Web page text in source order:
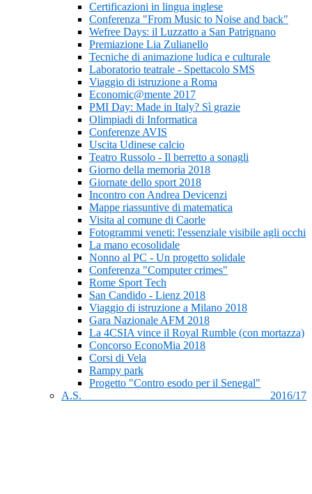
Certificazioni in lingua inglese
Conferenza "From Music to Noise and back"
Wefree Days: il Luzzatto a San Patrignano
Premiazione Lia Zulianello
Tecniche di animazione ludica e culturale
Laboratorio teatrale - Spettacolo SMS
Viaggio di istruzione a Roma
Economic@mente 2017
PMI Day: Made in Italy? Sì grazie
Olimpiadi di Informatica
Conferenze AVIS
Uscita Udinese calcio
Teatro Russolo - Il berretto a sonagli
Giorno della memoria 2018
Giornate dello sport 2018
Incontro con Andrea Devicenzi
Mappe riassuntive di matematica
Visita al comune di Caorle
Fotogrammi veneti: l'essenziale visibile agli occhi
La mano ecosolidale
Nonno al PC - Un progetto solidale
Conferenza "Computer crimes"
Rome Sport Tech
San Candido - Lienz 2018
Viaggio di istruzione a Milano 2018
Gara Nazionale AFM 2018
La 4CSIA vince il Royal Rumble (con mortazza)
Concorso EconoMia 2018
Corsi di Vela
Rampy park
Progetto "Contro esodo per il Senegal"
A.S. 2016/17